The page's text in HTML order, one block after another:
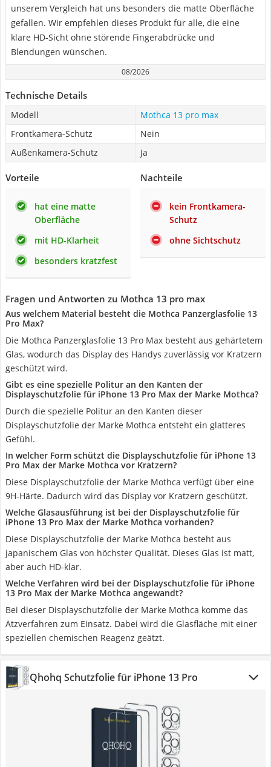
unserem Vergleich hat uns besonders die matte Oberfläche
gefallen. Wir empfehlen dieses Produkt für alle, die eine
klare HD-Sicht ohne störende Fingerabdrücke und
Blendungen wünschen.
08/2026
Technische Details
Modell
Mothca 13 pro max
Frontkamera-Schutz
Nein
Außenkamera-Schutz
Ja
Vorteile
hat eine matte
Oberfläche
mit HD-Klarheit
besonders kratzfest
Nachteile
kein Frontkamera-
Schutz
ohne Sichtschutz
Fragen und Antworten zu Mothca 13 pro max
Aus welchem Material besteht die Mothca Panzerglasfolie 13
Pro Max?
Die Mothca Panzerglasfolie 13 Pro Max besteht aus gehärtetem
Glas, wodurch das Display des Handys zuverlässig vor Kratzern
geschützt wird.
Gibt es eine spezielle Politur an den Kanten der
Displayschutzfolie für iPhone 13 Pro Max der Marke Mothca?
Durch die spezielle Politur an den Kanten dieser
Displayschutzfolie der Marke Mothca entsteht ein glatteres
Gefühl.
In welcher Form schützt die Displayschutzfolie für iPhone 13
Pro Max der Marke Mothca vor Kratzern?
Diese Displayschutzfolie der Marke Mothca verfügt über eine
9H-Härte. Dadurch wird das Display vor Kratzern geschützt.
Welche Glasausführung ist bei der Displayschutzfolie für
iPhone 13 Pro Max der Marke Mothca vorhanden?
Diese Displayschutzfolie der Marke Mothca besteht aus
japanischem Glas von höchster Qualität. Dieses Glas ist matt,
aber auch HD-klar.
Welche Verfahren wird bei der Displayschutzfolie für iPhone
13 Pro Max der Marke Mothca angewandt?
Bei dieser Displayschutzfolie der Marke Mothca komme das
Ätzverfahren zum Einsatz. Dabei wird die Glasfläche mit einer
speziellen chemischen Reagenz geätzt.
Qhohq Schutzfolie für iPhone 13 Pro